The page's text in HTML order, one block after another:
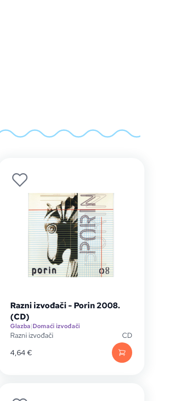
Razni izvođači - Porin 2008.
(CD)
Glazba|Domaći izvođači
Razni izvođači
CD
4,64 €